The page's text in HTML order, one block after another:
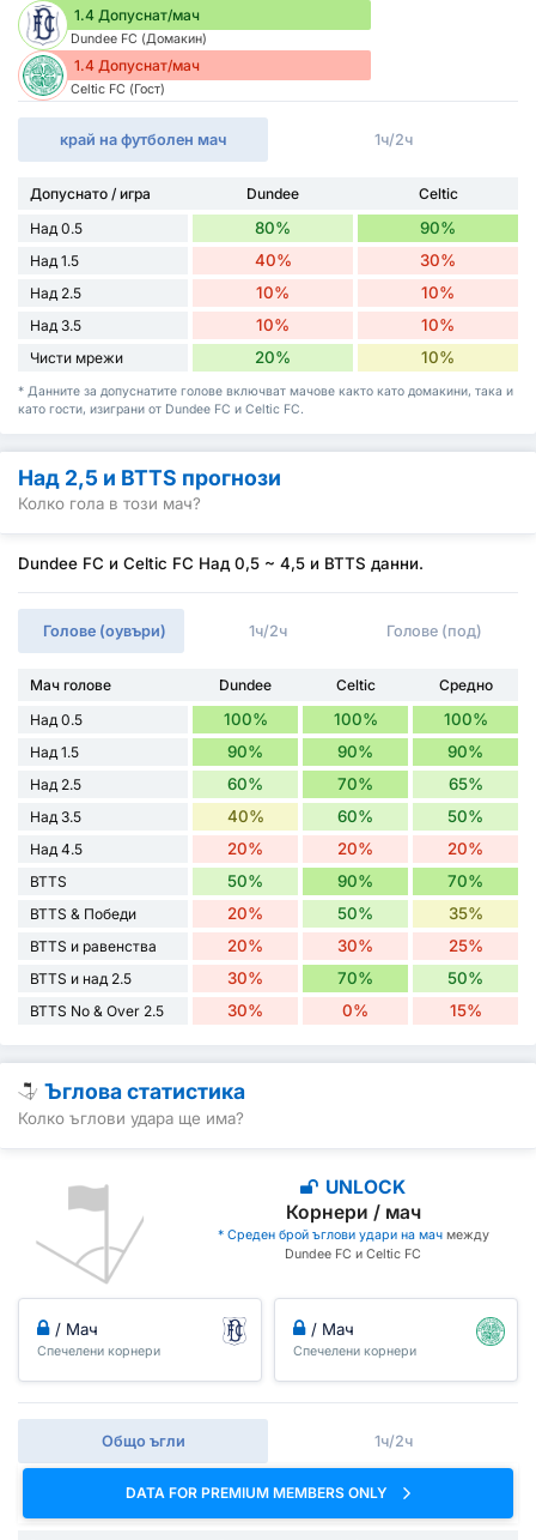
1.4 Допуснат/мач
Dundee FC (Домакин)
1.4 Допуснат/мач
Celtic FC (Гост)
край на футболен мач 1ч/2ч
Допуснато / игра Dundee
Celtic
Над 0.5
80% 90%
Над 1.5 40% 30%
Над 2.5 10% 10%
Над 3.5 10% 10%
Чисти мрежи 20% 10%
* Данните за допуснатите голове включват мачове както като домакини, така и
като гости, изиграни от Dundee FC и Celtic FC.
Над 2,5 и BTTS прогнози
Колко гола в този мач?
Dundee FC и Celtic FC Над 0,5 ~ 4,5 и BTTS данни.
Голове (оувъри) 1ч/2ч Голове (под)
Мач голове Dundee Celtic
Средно
Над 0.5
100% 100% 100%
Над 1.5 90% 90% 90%
Над 2.5 60% 70% 65%
Над 3.5 40% 60% 50%
Над 4.5 20% 20% 20%
BTTS 50% 90% 70%
BTTS & Победи 20% 50% 35%
BTTS и равенства 20% 30% 25%
BTTS и над 2.5 30% 70% 50%
BTTS No & Over 2.5 30% 0% 15%
Ъглова статистика
Колко ъглови удара ще има?
UNLOCK
Корнери / мач
* Среден брой ъглови удари на мачмежду
Dundee FC и Celtic FC
/ Мач
Спечелени корнери
/ Мач
Спечелени корнери
Общо ъгли 1ч/2ч
DATA FOR PREMIUM MEMBERS ONLY